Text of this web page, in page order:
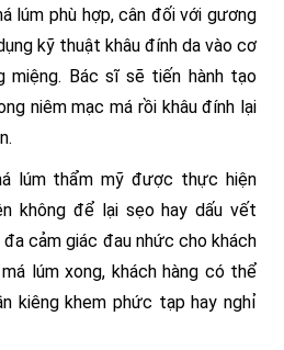
lúm phù hợp, cân đối với gương
kỹ thuật khâu đính da vào cơ
miệng. Bác sĩ sẽ tiến hành tạo
niêm mạc má rồi khâu đính lại
lúm thẩm mỹ được thực hiện
không để lại sẹo hay dấu vết
cảm giác đau nhức cho khách
lúm xong, khách hàng có thể
kiêng khem phức tạp hay nghỉ